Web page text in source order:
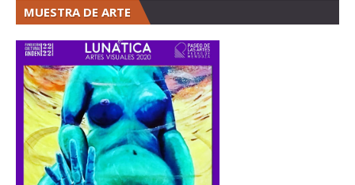
MUESTRA DE ARTE